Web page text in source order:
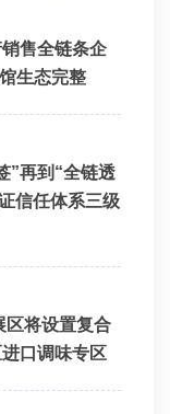
售全链条企
生态完整
”再到“全链透
信任体系三级
区将设置复合
口调味专区